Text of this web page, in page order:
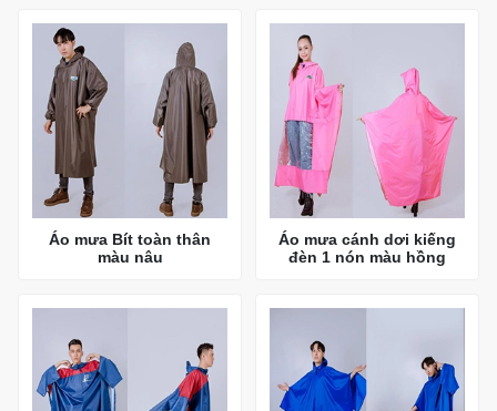
Áo mưa Bít toàn thân
màu nâu
Áo mưa cánh dơi kiếng
đèn 1 nón màu hồng